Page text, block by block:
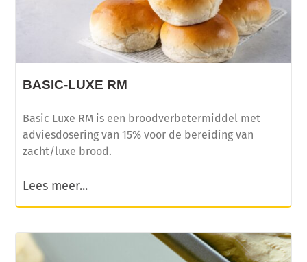
BASIC-LUXE RM
Basic Luxe RM is een broodverbetermiddel met
adviesdosering van 15% voor de bereiding van
zacht/luxe brood.
Lees meer...